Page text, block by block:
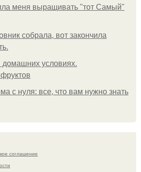
меня выращивать "тот Самый"
собрала, вот закончила
домашних условиях.
с нуля: все, что вам нужно знать
соглашение